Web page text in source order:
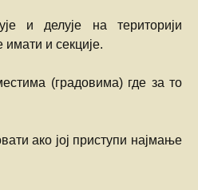
и делује на територији
и секције.
(градовима) где за то
ако јој приступи најмање